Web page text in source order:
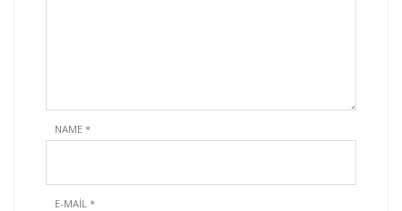
NAME *
E-MAIL *